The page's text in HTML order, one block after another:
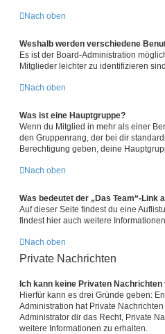
Nach oben
Weshalb werden verschiedene
Es ist der Board-Administration
Mitglieder leichter zu identifizieren sind.
Nach oben
Was ist eine Hauptgruppe?
Wenn du Mitglied in mehr als einer
den Gruppenrang, der bei dir
Berechtigung geben, deine
Nach oben
Was bedeutet der „Das Team“-Link
Auf dieser Seite findest du eine
findest hier auch weitere
Nach oben
Private Nachrichten
Ich kann keine Privaten
Hierfür kann es drei Gründe geben:
Administration hat Private
Administrator dir das Recht, Private
weitere Informationen zu erhalten.